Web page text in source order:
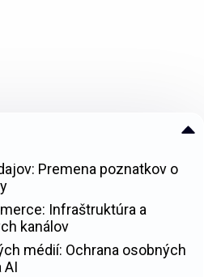
Premena poznatkov o
Infraštruktúra a
kanálov
médií: Ochrana osobných
AI